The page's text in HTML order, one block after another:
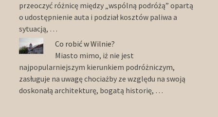
przeoczyć różnicę między „wspólną podróżą” opartą
o udostępnienie auta i podział kosztów paliwa a
sytuacją, …
Co robić w Wilnie?
Miasto mimo, iż nie jest
najpopularniejszym kierunkiem podróżniczym,
zasługuje na uwagę chociażby ze względu na swoją
doskonałą architekturę, bogatą historię, …